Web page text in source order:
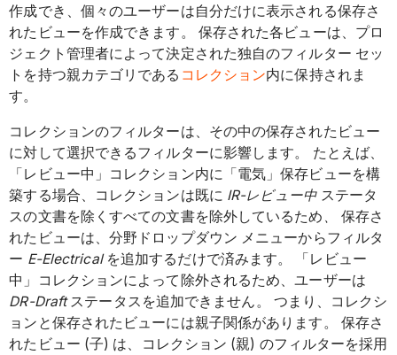
作成でき、個々のユーザーは自分だけに表示される保存さ
れたビューを作成できます。 保存された各ビューは、プロ
ジェクト管理者によって決定された独自のフィルター セッ
トを持つ親カテゴリである コレクション内に保持されま
す。
コレクションのフィルターは、その中の保存されたビュー
に対して選択できるフィルターに影響します。 たとえば、
「レビュー中」コレクション内に「電気」保存ビューを構
築する場合、コレクションは既に IR-レビュー中ステータ
スの文書を除くすべての文書を除外しているため 、
保存さ
れたビューは、分野ドロップダウン メニューからフィルタ
ー E-Electrical を追加するだけで済みます。 「レビュー
中」コレクションによって除外されるため、ユーザーは
DR-Draftステータスを追加できません。 つまり、コレクシ
ョンと保存されたビューには親子関係があります。 保存さ
れたビュー (子) は、コレクション (親) のフィルターを採用